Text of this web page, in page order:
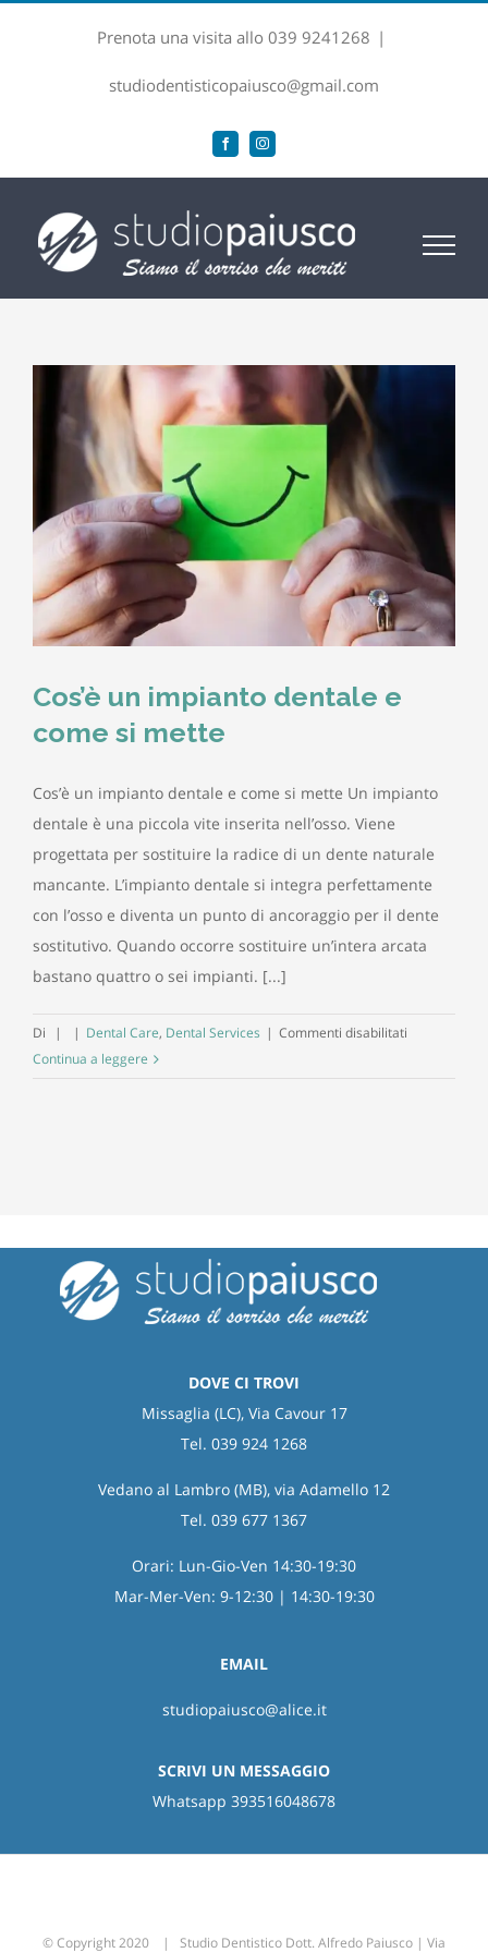
Prenota una visita allo 039 9241268 |
studiodentisticopaiusco@gmail.com
FacebookInstagram
Cos’è un impianto dentale e
come si mette
Cos’è un impianto dentale e come si mette Un impianto
dentale è una piccola vite inserita nell’osso. Viene
progettata per sostituire la radice di un dente naturale
mancante. L’impianto dentale si integra perfettamente
con l’osso e diventa un punto di ancoraggio per il dente
sostitutivo. Quando occorre sostituire un’intera arcata
bastano quattro o sei impianti. [...]
Di | | Dental Care, Dental Services | Commenti disabilitati
Continua a leggere
DOVE CI TROVI
Missaglia (LC), Via Cavour 17
Tel. 039 924 1268
Vedano al Lambro (MB), via Adamello 12
Tel. 039 677 1367
Orari: Lun-Gio-Ven 14:30-19:30
Mar-Mer-Ven: 9-12:30 | 14:30-19:30
EMAIL
studiopaiusco@alice.it
SCRIVI UN MESSAGGIO
Whatsapp 393516048678
© Copyright 2020 | Studio Dentistico Dott. Alfredo Paiusco | Via